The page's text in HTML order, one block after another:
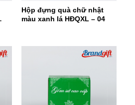
Hộp đựng quà chữ nhật
màu xanh lá HĐQXL – 04